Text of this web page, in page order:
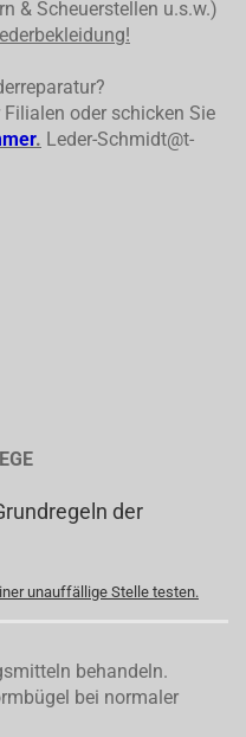
& Scheuerstellen u.s.w.)
oder schicken Sie
. Leder-Schmidt@t-
der
unauffällige Stelle testen.
behandeln.
bei normaler